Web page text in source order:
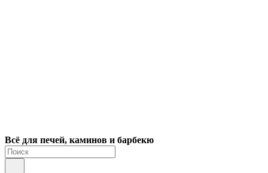
Всё для печей, каминов и барбекю